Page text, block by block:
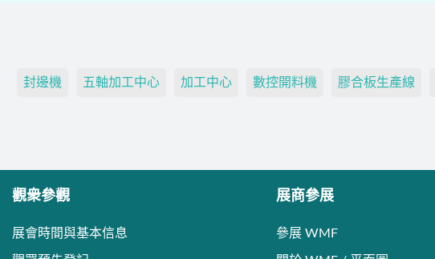
封邊機 五軸加工中心 加工中心 數控開料機 膠合板生產線
觀衆參觀
展會時間與基本信息
展商參展
參展 WMF